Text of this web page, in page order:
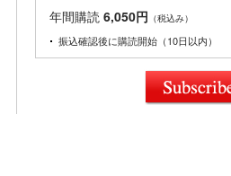
年間購読 6,050円 （税込み）
振込確認後に購読開始（10日以内）